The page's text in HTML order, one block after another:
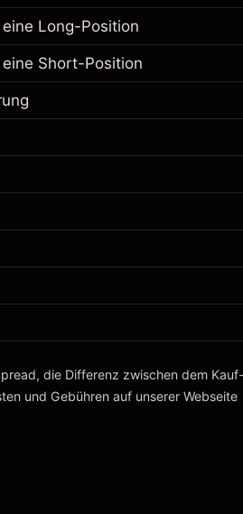
Long-Position
%
Short-Position
%
die Differenz zwischen dem
und Gebühren auf unserer Webseite